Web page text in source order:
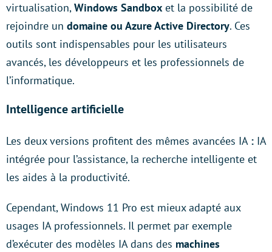
virtualisation,Windows Sandbox et la possibilité de
rejoindre un domaine ou Azure Active Directory. Ces
outils sont indispensables pour les utilisateurs
avancés, les développeurs et les professionnels de
l’informatique.
Intelligence artificielle
Les deux versions profitent des mêmes avancées IA : IA
intégrée pour l’assistance, la recherche intelligente et
les aides à la productivité.
Cependant, Windows 11 Pro est mieux adapté aux
usages IA professionnels. Il permet par exemple
d’exécuter des modèles IA dans des machines